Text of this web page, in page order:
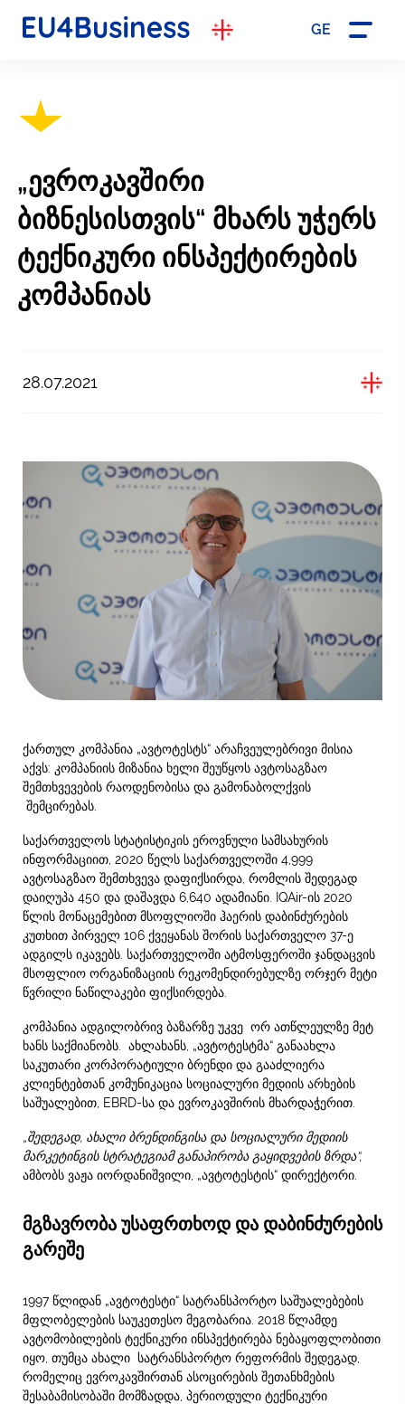
„ევროკავშირი
ბიზნესისთვის“ მხარს უჭერს
ტექნიკური ინსპექტირების
კომპანიას
28.07.2021
ქართულ კომპანია „ავტოტესტს“ არაჩვეულებრივი მისია
აქვს: კომპანიის მიზანია ხელი შეუწყოს ავტოსაგზაო
შემთხვევების რაოდენობისა და გამონაბოლქვის
შემცირებას.
საქართველოს სტატისტიკის ეროვნული სამსახურის
ინფორმაციით, 2020 წელს საქართველოში 4,999
ავტოსაგზაო შემთხვევა დაფიქსირდა, რომლის შედეგად
დაიღუპა 450 და დაშავდა 6,640 ადამიანი. IQAir-ის 2020
წლის მონაცემებით მსოფლიოში ჰაერის დაბინძურების
კუთხით პირველ 106 ქვეყანას შორის საქართველო 37-ე
ადგილს იკავებს. საქართველოში ატმოსფეროში ჯანდაცვის
მსოფლიო ორგანიზაციის რეკომენდირებულზე ორჯერ მეტი
წვრილი ნაწილაკები ფიქსირდება.
კომპანია ადგილობრივ ბაზარზე უკვე ორ ათწლეულზე მეტ
ხანს საქმიანობს. ახლახანს, „ავტოტესტმა“ განაახლა
საკუთარი კორპორატიული ბრენდი და გააძლიერა
კლიენტებთან კომუნიკაცია სოციალური მედიის არხების
საშუალებით, EBRD-სა და ევროკავშირის მხარდაჭერით.
„შედეგად, ახალი ბრენდინგისა და სოციალური მედიის
მარკეტინგის სტრატეგიამ განაპირობა გაყიდვების ზრდა“,
ამბობს ვაჟა იორდანიშვილი, „ავტოტესტის“ დირექტორი.
მგზავრობა უსაფრთხოდ და დაბინძურების
გარეშე
1997 წლიდან „ავტოტესტი“ სატრანსპორტო საშუალებების
მფლობელების საუკეთესო მეგობარია. 2018 წლამდე
ავტომობილების ტექნიკური ინსპექტირება ნებაყოფლობითი
იყო, თუმცა ახალი სატრანსპორტო რეფორმის შედეგად,
რომელიც ევროკავშირთან ასოცირების შეთანხმების
შესაბამისობაში მომზადდა, პერიოდული ტექნიკური
GE